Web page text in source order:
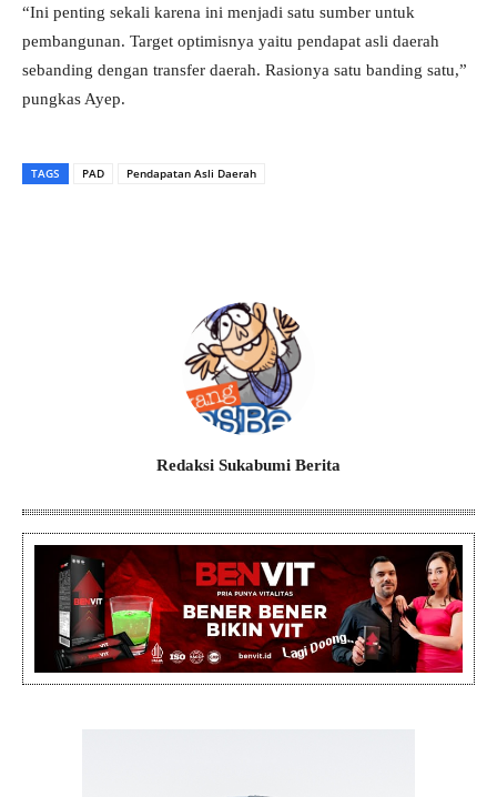
“Ini penting sekali karena ini menjadi satu sumber untuk
pembangunan. Target optimisnya yaitu pendapat asli daerah
sebanding dengan transfer daerah. Rasionya satu banding satu,”
pungkas Ayep.
TAGS PAD Pendapatan Asli Daerah
Redaksi Sukabumi Berita